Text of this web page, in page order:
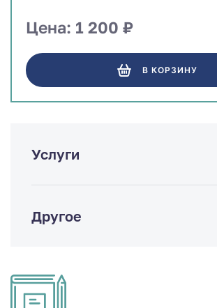
Услуги
Другое
Цена: 1 200 ₽
В КОРЗИНУ